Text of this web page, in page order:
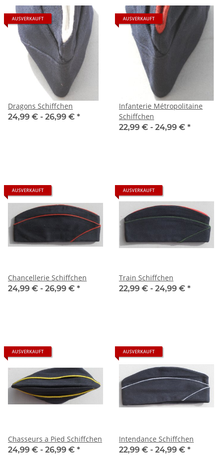
AUSVERKAUFT
Dragons Schiffchen
24,99 € - 26,99 € *
AUSVERKAUFT
Infanterie Métropolitaine
Schiffchen
22,99 € - 24,99 € *
AUSVERKAUFT
Chancellerie Schiffchen
24,99 € - 26,99 € *
AUSVERKAUFT
Train Schiffchen
22,99 € - 24,99 € *
AUSVERKAUFT
Chasseurs a Pied Schiffchen
24,99 € - 26,99 € *
AUSVERKAUFT
Intendance Schiffchen
22,99 € - 24,99 € *